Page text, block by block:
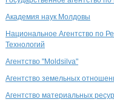
Академия наук Молдовы
Национальное Агентство по
Технологий
Агентство "Moldsilva"
Агентство земельных
Агентство материальных